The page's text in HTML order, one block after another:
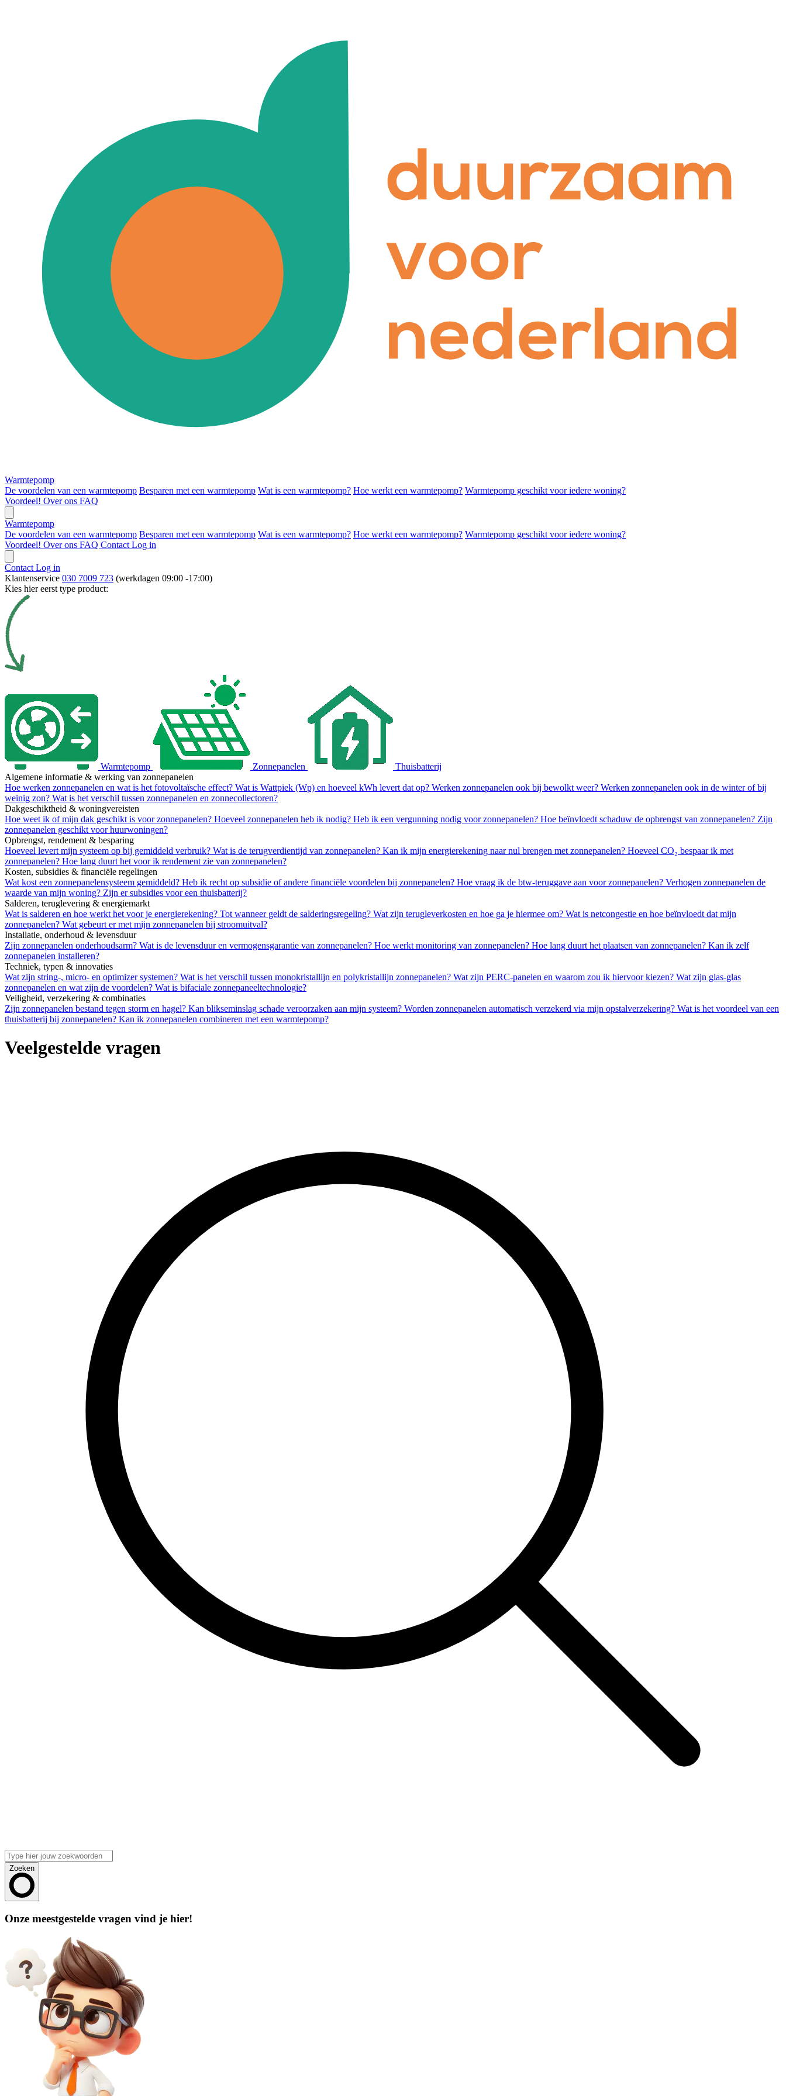
Warmtepomp
De voordelen van een warmtepomp Besparen met een warmtepomp Wat is een warmtepomp? Hoe werkt een warmtepomp? Warmtepomp geschikt voor iedere woning?
Voordeel! Over ons FAQ
Warmtepomp
De voordelen van een warmtepomp Besparen met een warmtepomp Wat is een warmtepomp? Hoe werkt een warmtepomp? Warmtepomp geschikt voor iedere woning?
Voordeel! Over ons FAQ Contact Log in
Contact Log in
Klantenservice 030 7009 723 (werkdagen 09:00 -17:00)
Kies hier eerst type product:
Warmtepomp Zonnepanelen
Thuisbatterij
Algemene informatie & werking van zonnepanelen
Hoe werken zonnepanelen en wat is het fotovoltaïsche effect? Wat is Wattpiek (Wp) en hoeveel kWh levert dat op? Werken zonnepanelen ook bij bewolkt weer? Werken zonnepanelen ook in de winter of bij
weinig zon? Wat is het verschil tussen zonnepanelen en zonnecollectoren?
Dakgeschiktheid & woningvereisten
Hoe weet ik of mijn dak geschikt is voor zonnepanelen? Hoeveel zonnepanelen heb ik nodig? Heb ik een vergunning nodig voor zonnepanelen? Hoe beïnvloedt schaduw de opbrengst van zonnepanelen? Zijn
zonnepanelen geschikt voor huurwoningen?
Opbrengst, rendement & besparing
Hoeveel levert mijn systeem op bij gemiddeld verbruik? Wat is de terugverdientijd van zonnepanelen? Kan ik mijn energierekening naar nul brengen met zonnepanelen? Hoeveel CO₂ bespaar ik met
zonnepanelen? Hoe lang duurt het voor ik rendement zie van zonnepanelen?
Kosten, subsidies & financiële regelingen
Wat kost een zonnepanelensysteem gemiddeld? Heb ik recht op subsidie of andere financiële voordelen bij zonnepanelen? Hoe vraag ik de btw-teruggave aan voor zonnepanelen? Verhogen zonnepanelen de
waarde van mijn woning? Zijn er subsidies voor een thuisbatterij?
Salderen, teruglevering & energiemarkt
Wat is salderen en hoe werkt het voor je energierekening? Tot wanneer geldt de salderingsregeling? Wat zijn terugleverkosten en hoe ga je hiermee om? Wat is netcongestie en hoe beïnvloedt dat mijn
zonnepanelen? Wat gebeurt er met mijn zonnepanelen bij stroomuitval?
Installatie, onderhoud & levensduur
Zijn zonnepanelen onderhoudsarm? Wat is de levensduur en vermogensgarantie van zonnepanelen? Hoe werkt monitoring van zonnepanelen? Hoe lang duurt het plaatsen van zonnepanelen? Kan ik zelf
zonnepanelen installeren?
Techniek, typen & innovaties
Wat zijn string-, micro- en optimizer systemen? Wat is het verschil tussen monokristallijn en polykristallijn zonnepanelen? Wat zijn PERC-panelen en waarom zou ik hiervoor kiezen? Wat zijn glas-glas
zonnepanelen en wat zijn de voordelen? Wat is bifaciale zonnepaneeltechnologie?
Veiligheid, verzekering & combinaties
Zijn zonnepanelen bestand tegen storm en hagel? Kan blikseminslag schade veroorzaken aan mijn systeem? Worden zonnepanelen automatisch verzekerd via mijn opstalverzekering? Wat is het voordeel van een
thuisbatterij bij zonnepanelen? Kan ik zonnepanelen combineren met een warmtepomp?
Veelgestelde vragen
Zoeken
Onze meestgestelde vragen vind je hier!